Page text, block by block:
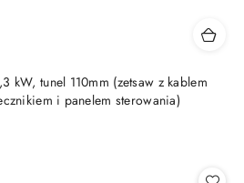
kW, tunel 110mm (zetsaw z kablem
i panelem sterowania)